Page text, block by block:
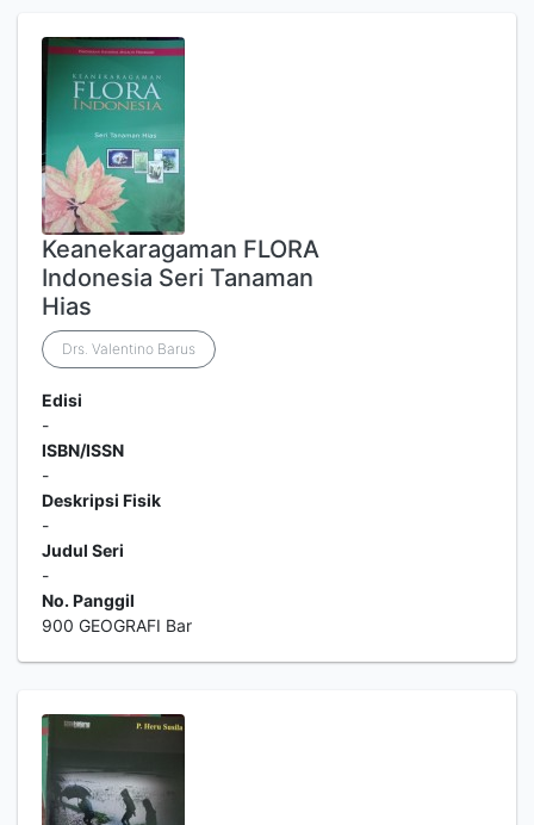
Keanekaragaman FLORA
Indonesia Seri Tanaman
Hias
Drs. Valentino Barus
Edisi
-
ISBN/ISSN
-
Deskripsi Fisik
-
Judul Seri
-
No. Panggil
900 GEOGRAFI Bar